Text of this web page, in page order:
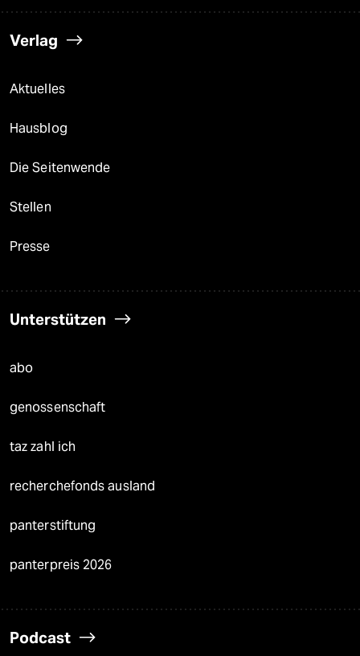
Verlag
Aktuelles
Hausblog
Die Seitenwende
Stellen
Presse
Unterstützen
abo
genossenschaft
taz zahl ich
recherchefonds ausland
panterstiftung
panterpreis 2026
Podcast